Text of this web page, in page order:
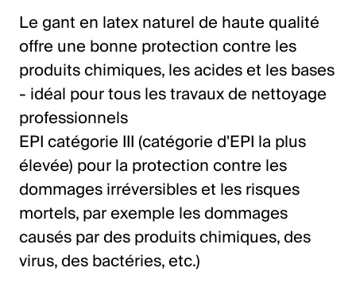
Italiano
English
Autriche
Deutsch
English
Allemagne
Deutsch
English
Le gant en latex naturel de haute qualité
offre une bonne protection contre les
produits chimiques, les acides et les bases
- idéal pour tous les travaux de nettoyage
professionnels
EPI catégorie III (catégorie d'EPI la plus
élevée) pour la protection contre les
dommages irréversibles et les risques
mortels, par exemple les dommages
causés par des produits chimiques, des
virus, des bactéries, etc.)